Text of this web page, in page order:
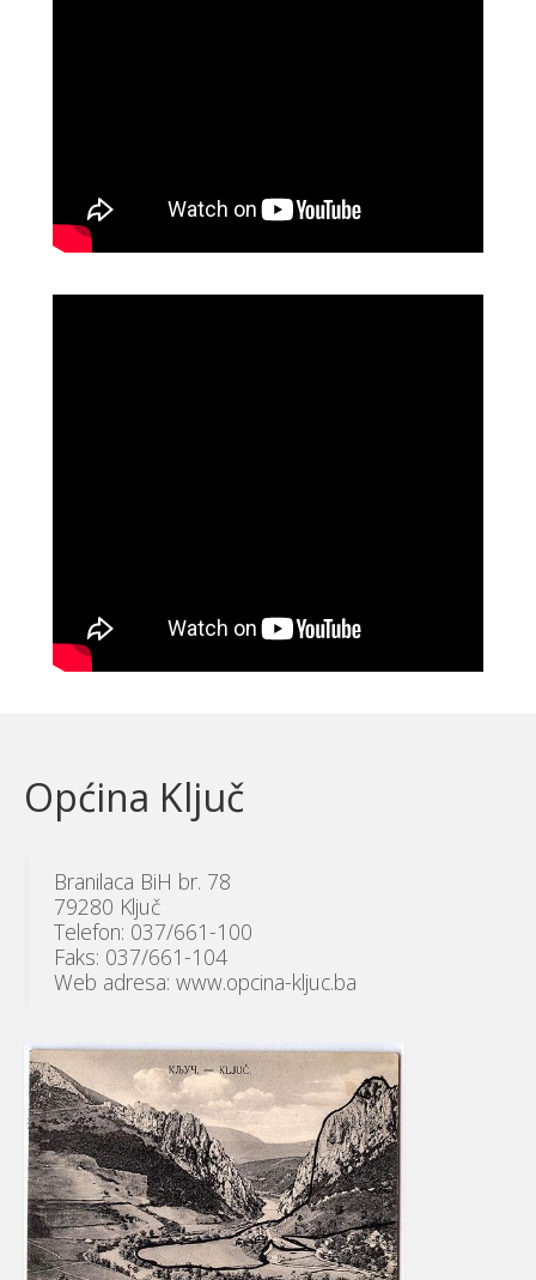
Općina Ključ
Branilaca BiH br. 78
79280 Ključ
Telefon: 037/661-100
Faks: 037/661-104
Web adresa: www.opcina-kljuc.ba